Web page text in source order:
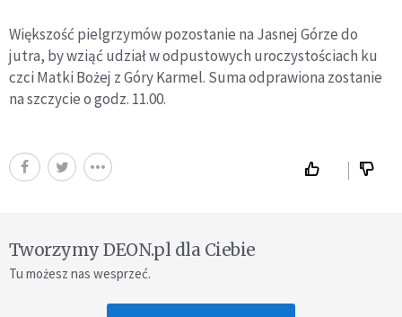
Większość pielgrzymów pozostanie na Jasnej Górze do
jutra, by wziąć udział w odpustowych uroczystościach ku
czci Matki Bożej z Góry Karmel. Suma odprawiona zostanie
na szczycie o godz. 11.00.
Tworzymy DEON.pl dla Ciebie
Tu możesz nas wesprzeć.